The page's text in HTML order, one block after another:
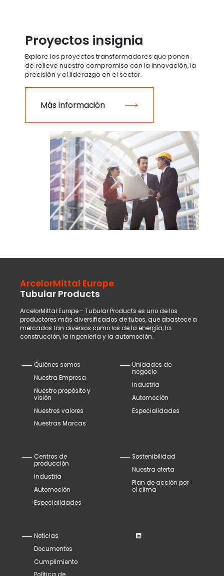
Proyectos insignia
Explore los proyectos transformadores que ponen
de relieve nuestro compromiso con la innovación, la
precisión y el liderazgo en el sector.
Más información
ArcelorMittal Europe
Tubular Products
ArcelorMittal Europe - Tubular Products es uno de los
productores más diversificados de tubos, que abastece a
mercados tan diversos como los de la energía, la
construcción, la ingeniería y la automoción.
Quiénes somos
Nuestra Empresa
Nuestro propósito y
visión
Nuestros valores
Nuestras Marcas
Unidades de
negocio
Industria
Automoción
Especialidades
Centros de
producción
Industria
Automoción
Especialidades
Sostenibilidad
Nuestra oferta
Plan de acción por
el clima
Noticias
Documentos
Cumplimiento